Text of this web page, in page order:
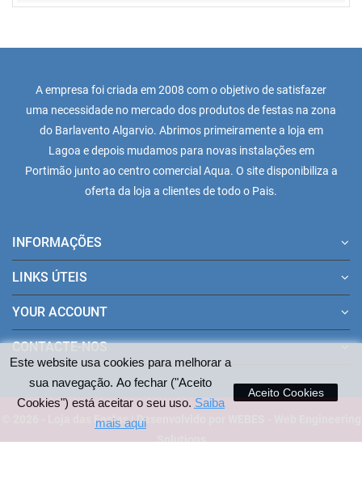
Este website usa cookies para melhorar a
sua navegação. Ao fechar ("Aceito
Cookies") está aceitar o seu uso. Saiba
mais aqui
Aceito Cookies
A empresa foi criada em 2008 com o objetivo de satisfazer
uma necessidade no mercado dos produtos de festas na zona
do Barlavento Algarvio. Abrimos primeiramente a loja em
Lagoa e depois mudamos para novas instalações em
Portimão junto ao centro comercial Aqua. O site disponibiliza a
oferta da loja a clientes de todo o Pais.
INFORMAÇÕES
LINKS ÚTEIS
YOUR ACCOUNT
CONTACTE-NOS
© 2026 - Loja das Festas | Desenvolvido por WEBES - Web Engineering
Solutions